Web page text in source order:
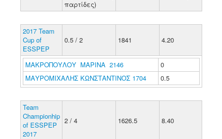
παρτίδες)
2017 Team
Cup of
ESSPEP
0.5 / 2 1841 4.20
ΜΑΚΡΟΠΟΥΛΟΥ ΜΑΡΙΝΑ 2146
0
ΜΑΥΡΟΜΙΧΑΛΗΣ ΚΩΝΣΤΑΝΤΙΝΟΣ 1704
0.5
Team
Championhip
of ESSPEP
2017
2 / 4 1626.5 8.40